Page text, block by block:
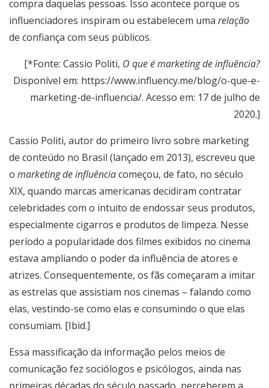
compra daquelas pessoas. Isso acontece porque os
influenciadores inspiram ou estabelecem uma relação
de confiança com seus públicos.
[*Fonte: Cassio Politi, O que é marketing de influência?
Disponível em: https://www.influency.me/blog/o-que-e-
marketing-de-influencia/. Acesso em: 17 de julho de
2020.]
Cassio Politi, autor do primeiro livro sobre marketing
de conteúdo no Brasil (lançado em 2013), escreveu que
o marketing de influênciacomeçou, de fato, no século
XIX, quando marcas americanas decidiram contratar
celebridades com o intuito de endossar seus produtos,
especialmente cigarros e produtos de limpeza. Nesse
período a popularidade dos filmes exibidos no cinema
estava ampliando o poder da influência de atores e
atrizes. Consequentemente, os fãs começaram a imitar
as estrelas que assistiam nos cinemas – falando como
elas, vestindo-se como elas e consumindo o que elas
consumiam. [Ibid.]
Essa massificação da informação pelos meios de
comunicação fez sociólogos e psicólogos, ainda nas